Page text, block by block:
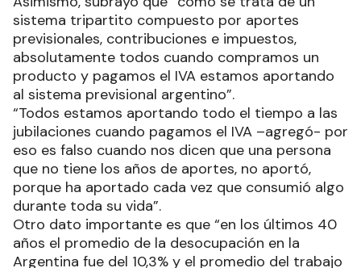
sistema tripartito compuesto por aportes
previsionales, contribuciones e impuestos,
absolutamente todos cuando compramos un
producto y pagamos el IVA estamos aportando
al sistema previsional argentino”.
“Todos estamos aportando todo el tiempo a las
jubilaciones cuando pagamos el IVA –agregó- por
eso es falso cuando nos dicen que una persona
que no tiene los años de aportes, no aportó,
porque ha aportado cada vez que consumió algo
durante toda su vida”.
Otro dato importante es que “en los últimos 40
años el promedio de la desocupación en la
Argentina fue del 10,3% y el promedio del trabajo